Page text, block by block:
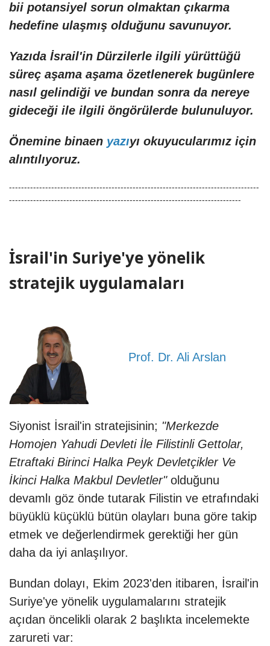
bii potansiyel sorun olmaktan çıkarma
hedefine ulaşmış olduğunu savunuyor.
Yazıda İsrail'in Dürzilerle ilgili yürüttüğü
süreç aşama aşama özetlenerek bugünlere
nasıl gelindiği ve bundan sonra da nereye
gideceği ile ilgili öngörülerde bulunuluyor.
Önemine binaen yazıyı okuyucularımız için
alıntılıyoruz.
-----------------------------------------------------------------------------------
-----------------------------------------------------------------------------
İsrail'in Suriye'ye yönelik
stratejik uygulamaları
Prof. Dr. Ali Arslan
Siyonist İsrail 'in stratejisinin; "Merkezde
Homojen Yahudi Devleti İle Filistinli Gettolar,
Etraftaki Birinci Halka Peyk Devletçikler Ve
İkinci Halka Makbul Devletler" olduğunu
devamlı göz önde tutarak Filistin ve etrafındaki
büyüklü küçüklü bütün olayları buna göre takip
etmek ve değerlendirmek gerektiği her gün
daha da iyi anlaşılıyor.
Bundan dolayı, Ekim 2023'den itibaren, İsrail'in
Suriye'ye yönelik uygulamalarını stratejik
açıdan öncelikli olarak 2 başlıkta incelemekte
zarureti var: